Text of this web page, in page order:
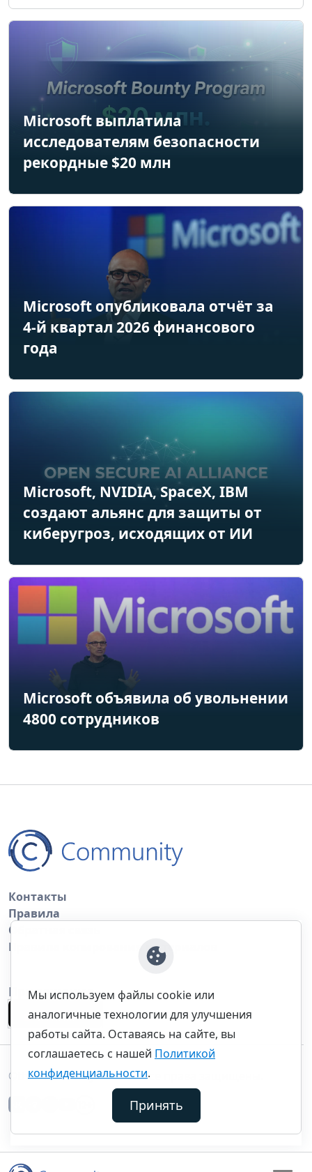
Microsoft выплатила
исследователям безопасности
рекордные $20 млн
Microsoft опубликовала отчёт за
4-й квартал 2026 финансового
года
Microsoft, NVIDIA, SpaceX, IBM
создают альянс для защиты от
киберугроз, исходящих от ИИ
Microsoft объявила об увольнении
4800 сотрудников
Контакты
Правила
Обратная связь
Правила копирования материалов
Приложение
©thecommunity.ru 2026. Все права защищены.
Мы используем файлы cookie или
аналогичные технологии для улучшения
работы сайта. Оставаясь на сайте, вы
соглашаетесь с нашей Политикой
конфиденциальности.
Принять